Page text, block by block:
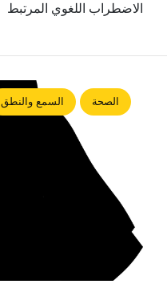
الاضطراب اللغوي المرتبط
الصحة السمع والنطق